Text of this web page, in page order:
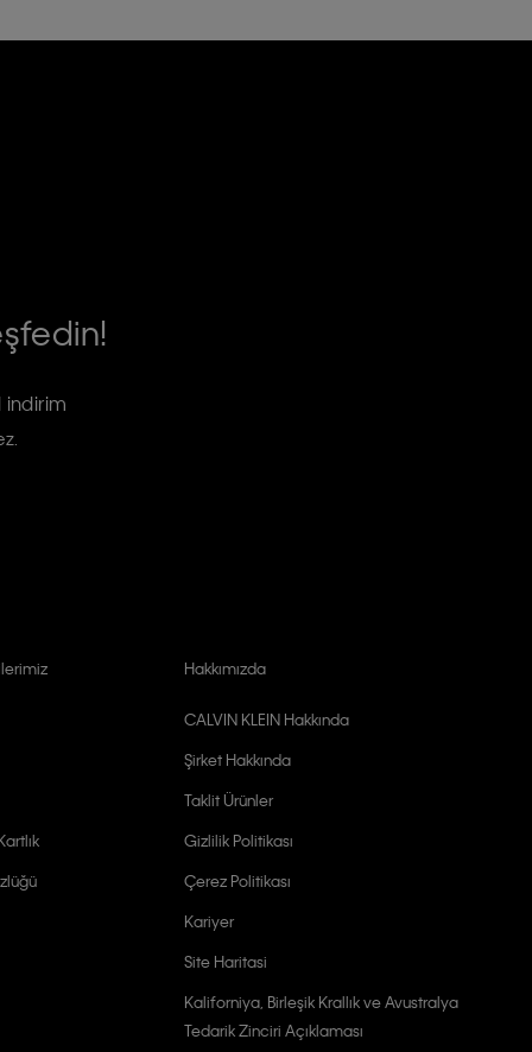
indirim
Hakkımızda
CALVIN KLEIN Hakkında
Şirket Hakkında
Taklit Ürünler
Gizlilik Politikası
Çerez Politikası
Kariyer
Site Haritasi
Kaliforniya, Birleşik Krallık ve Avustralya
Tedarik Zinciri Açıklaması